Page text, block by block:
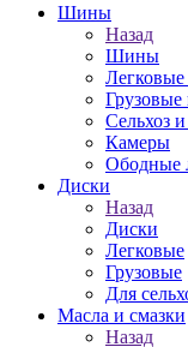
Шины
Назад
Шины
Сельхоз
Камеры
Ободные
Диски
Назад
Диски
Легковые
Грузовые
Для
Масла и смазки
Назад